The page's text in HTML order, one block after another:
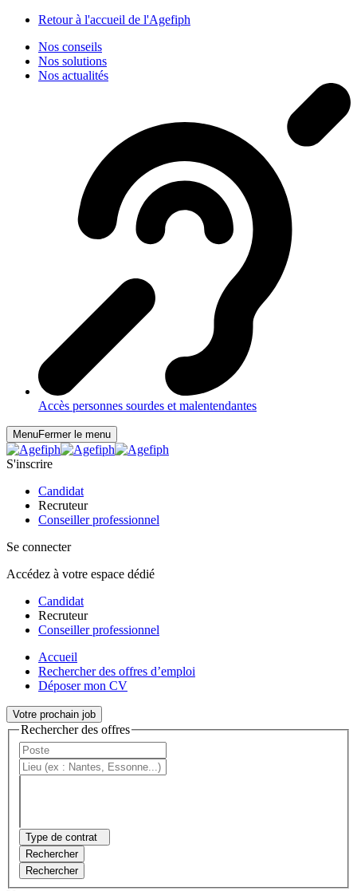
Retour à l'accueil de l'Agefiph
Nos conseils
Nos solutions
Nos actualités
Accès personnes sourdes et malentendantes
MenuFermer le menu
S'inscrire
Candidat
Recruteur
Conseiller professionnel
Se connecter
Accédez à votre espace dédié
Candidat
Recruteur
Conseiller professionnel
Accueil
Rechercher des offres d’emploi
Déposer mon CV
Votre prochain job
Rechercher des offres
Type de contrat
Rechercher
Rechercher